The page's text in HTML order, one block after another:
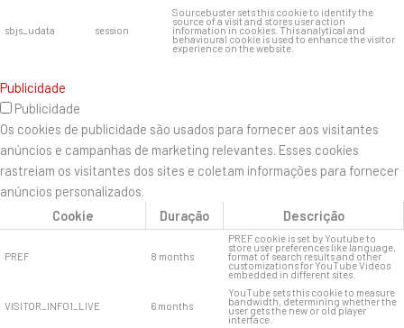
sbjs_udata session
Sourcebuster sets this cookie to identify the
source of a visit and stores user action
information in cookies. This analytical and
behavioural cookie is used to enhance the visitor
experience on the website.
Publicidade
Publicidade
Os cookies de publicidade são usados ​​para fornecer aos visitantes
anúncios e campanhas de marketing relevantes. Esses cookies
rastreiam os visitantes dos sites e coletam informações para fornecer
anúncios personalizados.
Cookie
Duração Descrição
PREF 8 months
PREF cookie is set by Youtube to
store user preferences like language,
format of search results and other
customizations for YouTube Videos
embedded in different sites.
VISITOR_INFO1_LIVE 6 months
YouTube sets this cookie to measure
bandwidth, determining whether the
user gets the new or old player
interface.